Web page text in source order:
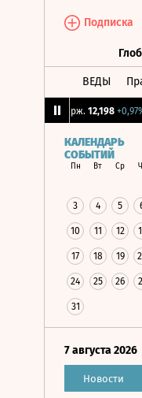
Подписка
ВЕДЫ
CNY Бирж. 12,198 +0,97%
КАЛЕНДАРЬ
СОБЫТИЙ
Пн Вт Ср
3 4 5
10 11 12
17 18 19
24 25 26
31
7 августа 2026
Новости